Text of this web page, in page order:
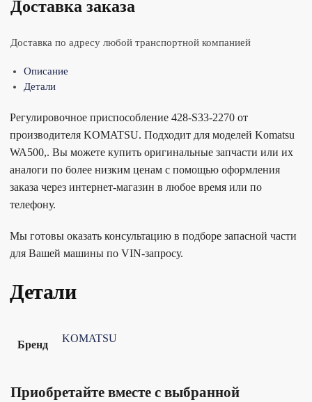
Доставка заказа
Доставка по адресу любой транспортной компанией
Описание
Детали
Регулировочное приспособление 428-S33-2270 от
производителя KOMATSU. Подходит для моделей Komatsu
WA500,. Вы можете купить оригинальные запчасти или их
аналоги по более низким ценам с помощью оформления
заказа через интернет-магазин в любое время или по
телефону.
Мы готовы оказать консультацию в подборе запасной части
для Вашей машины по VIN-запросу.
Детали
Бренд
KOMATSU
Приобретайте вместе с выбранной